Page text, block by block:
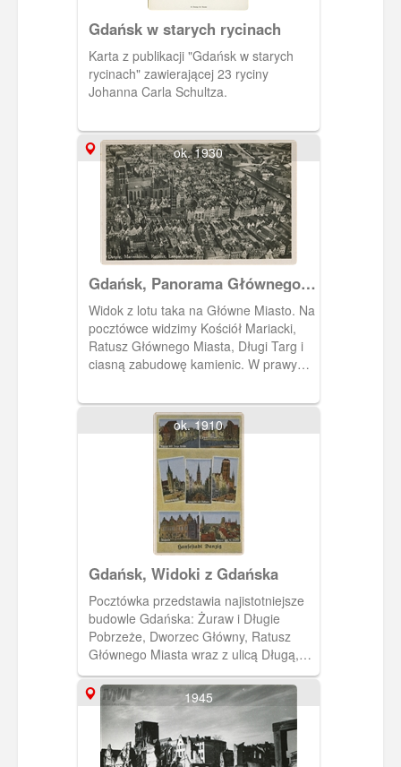
jest kościołem parafialnym pod
wezwaniem Aniołów Stróżów.
Gdańsk w starych rycinach
Karta z publikacji "Gdańsk w starych
rycinach" zawierającej 23 ryciny
Johanna Carla Schultza.
ok. 1930
Gdańsk, Panorama Głównego
Miasta z Kościołem Mariackim
Widok z lotu taka na Główne Miasto. Na
pocztówce widzimy Kościół Mariacki,
Ratusz Głównego Miasta, Długi Targ i
ciasną zabudowę kamienic. W prawym
Luftaufnahmen Aerokartographisches
Institut A.G., Breslau fur die Danziger
Neuesten Nachrichten
ok. 1910
Gdańsk, Widoki z Gdańska
Pocztówka przedstawia najistotniejsze
budowle Gdańska: Żuraw i Długie
Pobrzeże, Dworzec Główny, Ratusz
Głównego Miasta wraz z ulicą Długą,
wieżę Kościoła Mariackiego, Zbrojownię
oraz ogólny widok na Kościół Mariacki i
Ratusz.
1945